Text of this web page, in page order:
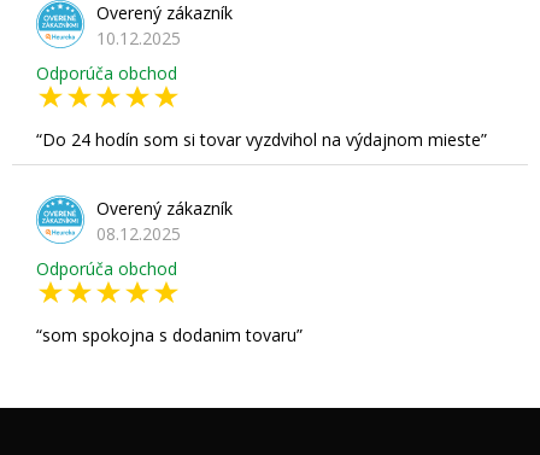
Overený zákazník
10.12.2025
Odporúča obchod
Do 24 hodín som si tovar vyzdvihol na výdajnom mieste
Overený zákazník
08.12.2025
Odporúča obchod
som spokojna s dodanim tovaru